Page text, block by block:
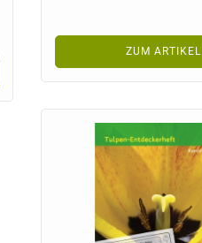
ZUM ARTIKEL